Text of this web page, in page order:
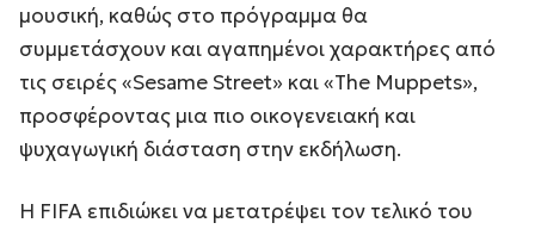
μουσική, καθώς στο πρόγραμμα θα
συμμετάσχουν και αγαπημένοι χαρακτήρες από
τις σειρές «Sesame Street» και «The Muppets»,
προσφέροντας μια πιο οικογενειακή και
ψυχαγωγική διάσταση στην εκδήλωση.
Η FIFA επιδιώκει να μετατρέψει τον τελικό του